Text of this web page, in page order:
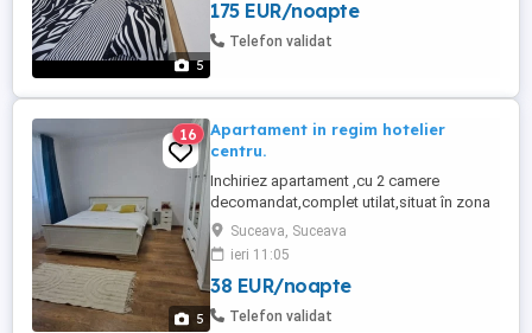
5
160-200, -plita,cuptor cu
microunde,masina de spalat rufe,fier de
175 EUR/noapte
Telefon validat
5
16
Apartament in regim hotelier
centru.
Inchiriez apartament ,cu 2 camere
decomandat,complet utilat,situat în zona
ultra centrala.Foarte aproape de spitalul
Județean,piață,primărie,politie. Va este
pus la dispozitie: -2 paturi matrimoniale
160-200, -plita,cuptor,cuptor cu
microunde,masina de spalat rufe,fier de
Suceava, Suceava
ieri 11:05
38 EUR/noapte
Telefon validat